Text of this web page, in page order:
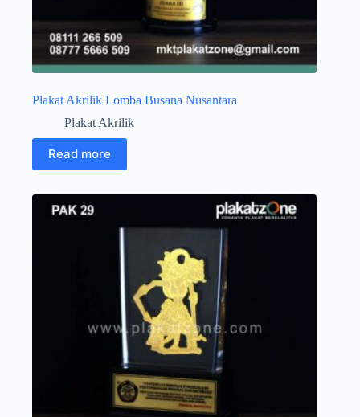
Plakat Akrilik Lomba Busana Nusantara
Plakat Akrilik
Read more